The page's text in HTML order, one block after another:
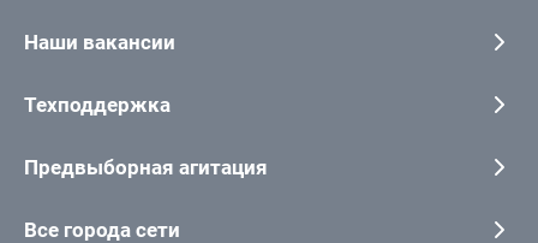
Наши вакансии
Техподдержка
Предвыборная агитация
Все города сети